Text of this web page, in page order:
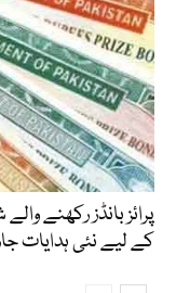
پرائز بانڈز رکھنے
کے لیے نئی ہدایات